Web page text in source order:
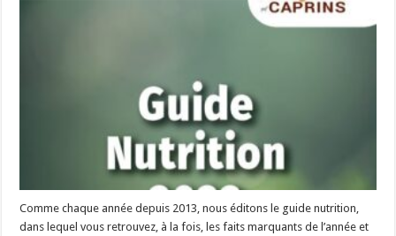
Comme chaque année depuis 2013, nous éditons le guide nutrition,
dans lequel vous retrouvez, à la fois, les faits marquants de l’année et